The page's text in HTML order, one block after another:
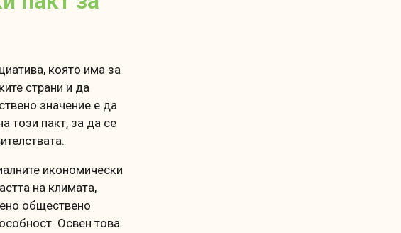
която има за
страни и да
значение е да
този пакт, за да се
икономически
на климата,
обществено
Освен това